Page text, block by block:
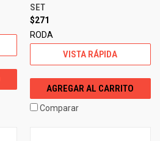
SET
$271
RODA
VISTA RÁPIDA
AGREGAR AL CARRITO
Comparar